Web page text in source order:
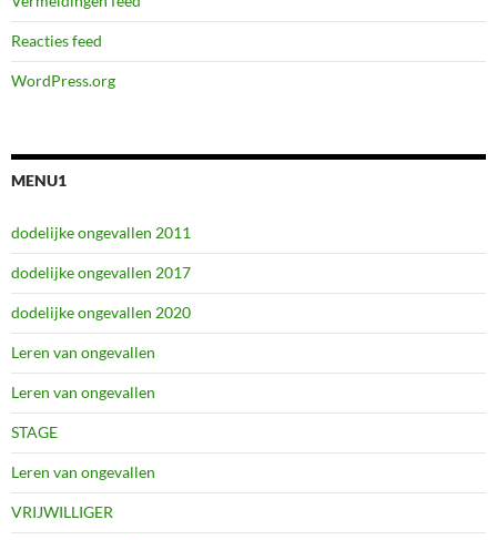
Reacties feed
WordPress.org
MENU1
dodelijke ongevallen 2011
dodelijke ongevallen 2017
dodelijke ongevallen 2020
Leren van ongevallen
Leren van ongevallen
STAGE
Leren van ongevallen
VRIJWILLIGER